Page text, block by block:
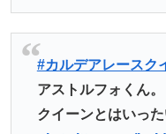
#カルデアレースク
アストルフォくん。
クイーンとはいっ